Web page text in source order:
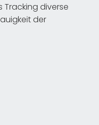
Tracking diverse
der